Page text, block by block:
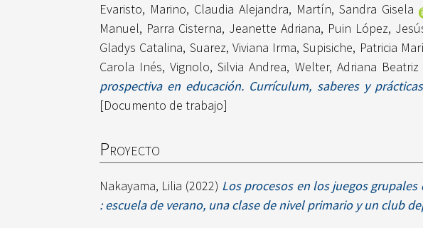
Evaristo, Marino, Claudia Alejandra, Martín, Sandra Gisela
Manuel, Parra Cisterna, Jeanette Adriana, Puin López,
Gladys Catalina, Suarez, Viviana Irma,Supisiche, Patricia
Carola Inés,Vignolo, Silvia Andrea, Welter, Adriana Beatriz
prospectiva en educación. Currículum, saberes y
[Documento de trabajo]
Proyecto
Nakayama, Lilia (2022) Los procesos en los juegos
: escuela de verano, una clase de nivel primario y un club